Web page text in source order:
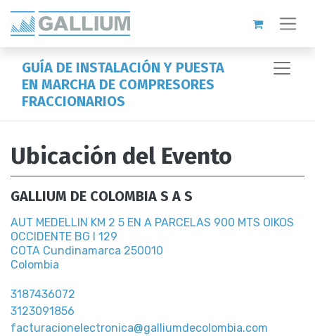
GUÍA DE INSTALACIÓN Y PUESTA
EN MARCHA DE COMPRESORES
FRACCIONARIOS
Ubicación del Evento
GALLIUM DE COLOMBIA S A S
AUT MEDELLIN KM 2 5 EN A PARCELAS 900 MTS OIKOS
OCCIDENTE BG I 129
COTA Cundinamarca 250010
Colombia
3187436072
3123091856
facturacionelectronica@galliumdecolombia.com